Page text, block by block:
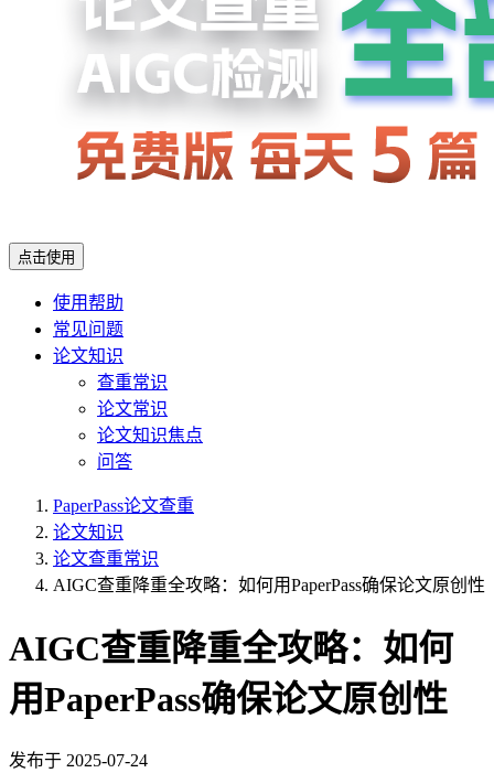
点击使用
使用帮助
常见问题
论文知识
查重常识
论文常识
论文知识焦点
问答
PaperPass论文查重
论文知识
论文查重常识
AIGC查重降重全攻略：如何用PaperPass确保论文原创性
AIGC查重降重全攻略：如何
用PaperPass确保论文原创性
发布于 2025-07-24